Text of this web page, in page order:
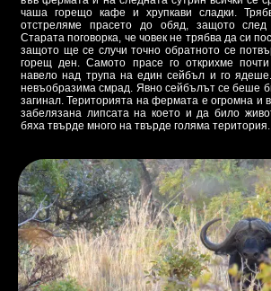
чаша горещо кафе и хрупкави сладки.
отстреляме прасето до обяд, защото след
Старата поговорка, че човек не трябва да си
защото ще се случи точно обратното се
горещ ден. Самото прасе го открихме
навело над трупа на един сейбъл и го
невъобразима смрад. Явно сейбълът се беше
загинал. Територията на фермата е огромна и
забелязана липсата на което и да било
бяха твърде много на твърде голяма територия.